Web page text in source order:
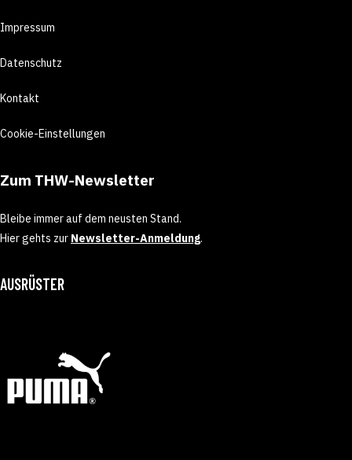
Impressum
Datenschutz
Kontakt
Cookie-Einstellungen
Zum THW-Newsletter
Bleibe immer auf dem neusten Stand.
Hier gehts zur Newsletter-Anmeldung.
AUSRÜSTER